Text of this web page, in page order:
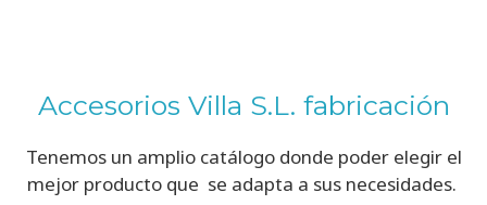
Accesorios Villa S.L. fabricación
Tenemos un amplio catálogo donde poder elegir el
mejor producto que se adapta a sus necesidades.